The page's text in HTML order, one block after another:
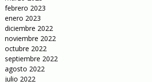
febrero 2023
enero 2023
diciembre 2022
noviembre 2022
octubre 2022
septiembre 2022
agosto 2022
julio 2022